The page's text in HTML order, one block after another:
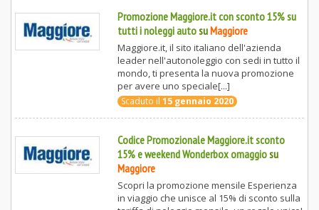
Promozione Maggiore.it con sconto 15% su
tutti i noleggi autosuMaggiore
Maggiore.it, il sito italiano dell'azienda
leader nell'autonoleggio con sedi in tutto il
mondo, ti presenta la nuova promozione
per avere uno speciale[...]
Scaduto il 15 gennaio 2020
Codice Promozionale Maggiore.it sconto
15% e weekend Wonderbox omaggiosu
Maggiore
Scopri la promozione mensile Esperienza
in viaggio che unisce al 15% di sconto sulla